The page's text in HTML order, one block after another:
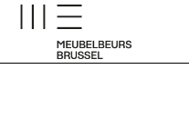
Skip